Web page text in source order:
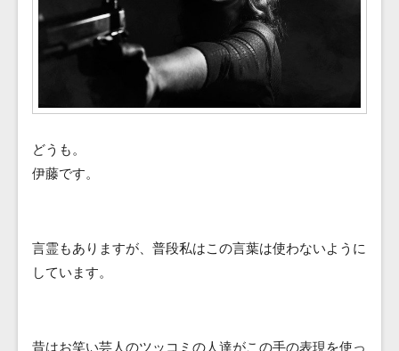
どうも。
伊藤です。
言霊もありますが、普段私はこの言葉は使わないように
しています。
昔はお笑い芸人のツッコミの人達がこの手の表現を使っ